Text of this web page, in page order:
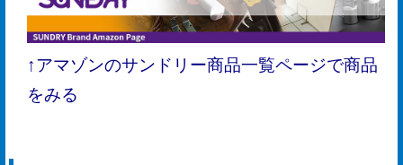
↑アマゾンのサンドリー商品一覧ページで商品
をみる